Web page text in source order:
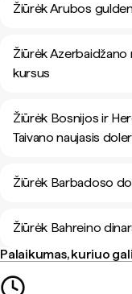
Žiūrėk Arubos
Žiūrėk Azerbaidžano
kursus
Žiūrėk Bosnijos ir
Taivano naujasis
Žiūrėk Barbadoso
Žiūrėk Bahreino
Palaikumas, kuriuo